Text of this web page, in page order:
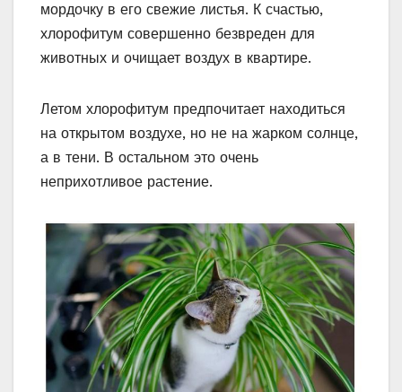
мордочку в его свежие листья. К счастью,
хлорофитум совершенно безвреден для
животных и очищает воздух в квартире.
Летом хлорофитум предпочитает находиться
на открытом воздухе, но не на жарком солнце,
а в тени. В остальном это очень
неприхотливое растение.